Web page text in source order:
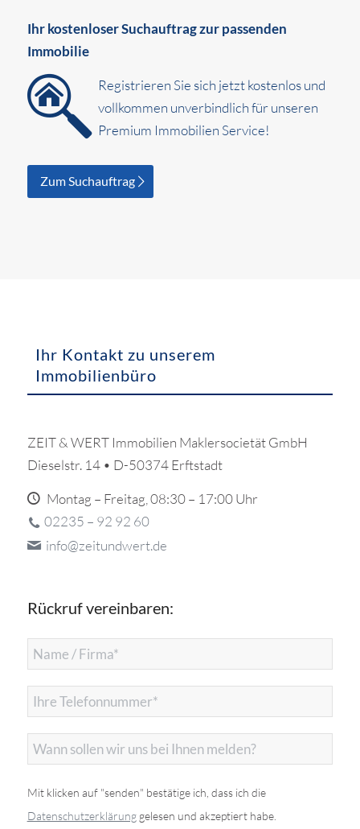
Ihr kostenloser Suchauftrag zur passenden
Immobilie
Registrieren Sie sich jetzt kostenlos und
vollkommen unverbindlich für unseren
Premium Immobilien Service!
Zum Suchauftrag
Ihr Kontakt zu unserem
Immobilienbüro
ZEIT & WERT Immobilien Maklersocietät GmbH
Dieselstr. 14 • D-50374 Erftstadt
Montag – Freitag, 08:30 – 17:00 Uhr
02235 – 92 92 60
info@zeitundwert.de
Rückruf vereinbaren:
Mit klicken auf "senden" bestätige ich, dass ich die
Datenschutzerklärunggelesen und akzeptiert habe.